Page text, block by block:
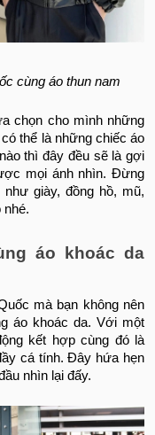
cùng áo thun nam
chọn cho mình những
thể là những chiếc áo
thì đây đều sẽ là gợi
mọi ánh nhìn. Đừng
giày, đồng hồ, mũ,
nhé.
áo khoác da
mà bạn không nên
áo khoác da. Với một
kết hợp cùng đó là
cá tính. Đây hứa hẹn
nhìn lại đấy.